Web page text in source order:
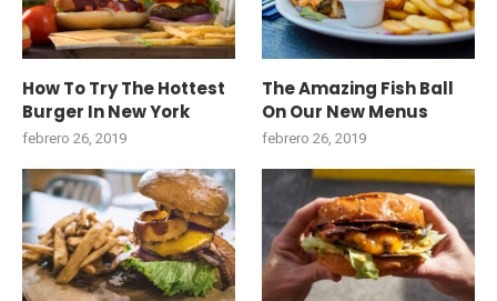
How To Try The Hottest
Burger In New York
febrero 26, 2019
The Amazing Fish Ball
On Our New Menus
febrero 26, 2019